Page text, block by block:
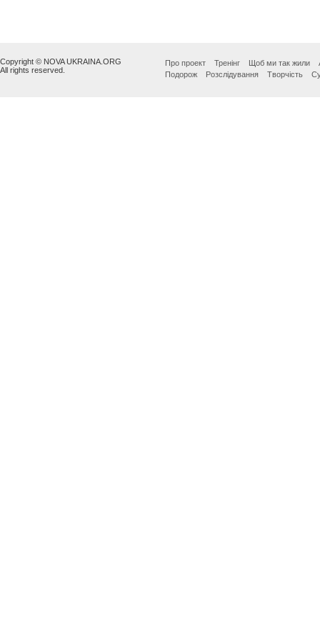
Copyright © NOVA UKRAINA.ORG
All rights reserved.
Про проект Тренінг Щоб ми так жили
Подорож
Розслідування Творчість